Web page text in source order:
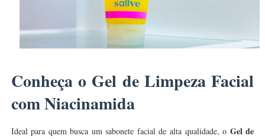
Conheça o Gel de Limpeza Facial
com Niacinamida
Ideal para quem busca um sabonete facial de alta qualidade, o Gel de